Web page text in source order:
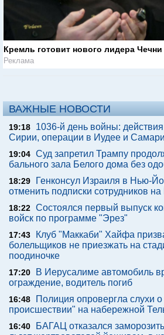
Кремль готовит нового лидера Чечни
Реклама
ВАЖНЫЕ НОВОСТИ
19:18
1036-й день войны:
Сирии, операции в Иудее и
19:04 Суд запретил Трампу
бального зала Белого дома без
18:29
Генконсул Израиля в Нью-
отменить подписки сотрудников
18:22 Состоялся первый выпуск
войск по программе "Эрез"
17:43
Клуб "Маккаби" Хайфа
болельщиков не приезжать на
поодиночке
17:20
В Иерусалиме автомобиль
ограждение, водитель погиб
16:48
Полиция опровергла слухи
происшествии" на набережной
16:40
БАГАЦ отказался